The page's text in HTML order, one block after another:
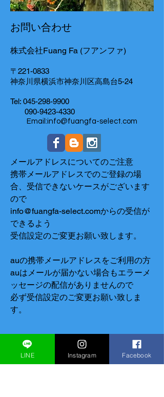
お問い合わせ
株式会社Fuang Fa (フアンファ)
〒221-0833
神奈川県横浜市神奈川区高島台5-24
Tel: 045-298-9900
090-9423-4330
Email:info@fuangfa-select.com
メールアドレスについてのご注意
携帯メールアドレスでのご登録の場
合、受信できないケースがございます
ので
​info@fuangfa-select.comからの受信が
できるよう
受信設定のご変更お願い致します。
auの携帯メールアドレスをご利用の方
auはメールが届かない場合もエラーメ
ッセージの配信がありませんので
必ず受信設定のご変更お願い致しま
す。
LINE Instagram Facebook